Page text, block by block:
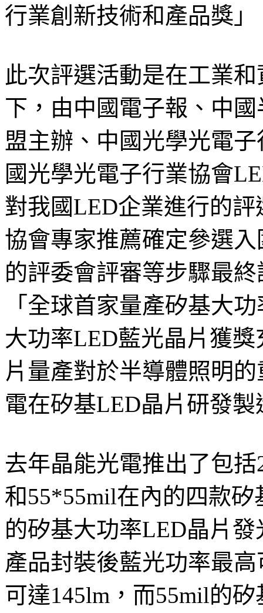
行業創新技術和產品獎」
此次評選活動是在工業
下，由中國電子報、中
盟主辦、中國光學光電
國光學光電子行業協會
對我國LED企業進行的
協會專家推薦確定參選
的評委會評審等步驟最
「全球首家量產矽基大
大功率LED藍光晶片獲
片量產對於半導體照明
電在矽基LED晶片研發
去年晶能光電推出了包
和55*55mil在內的四款
的矽基大功率LED晶片
產品封裝後藍光功率最
可達145lm，而55mil的